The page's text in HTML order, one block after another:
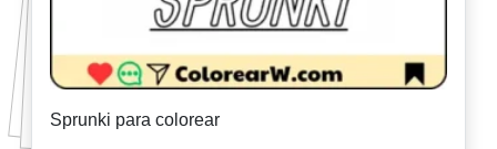
Sprunki para colorear